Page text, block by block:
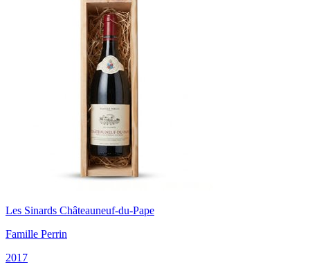
Les Sinards Châteauneuf-du-Pape
Famille Perrin
2017